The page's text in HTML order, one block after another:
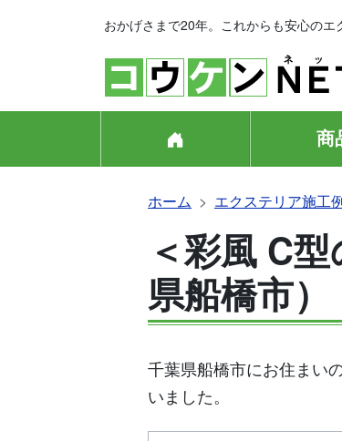
おかげさまで20年。これからも安心のエ
商
ホーム エクステリア施工
＜彩風 C
県船橋市）
千葉県船橋市にお住まい
いました。